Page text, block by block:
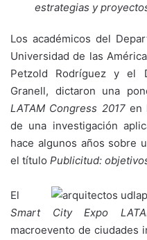
estrategias y
Los académicos del
Universidad de las
Petzold Rodríguez y el
Granell, dictaron una
LATAM Congress 2017en
de una investigación
hace algunos años sobre
el título Publicitud:
El
Smart City Expo
macroevento de ciudades